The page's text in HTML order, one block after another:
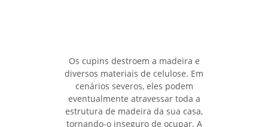
Os cupins destroem a madeira e
diversos materiais de celulose. Em
cenários severos, eles podem
eventualmente atravessar toda a
estrutura de madeira da sua casa,
tornando-o inseguro de ocupar. A